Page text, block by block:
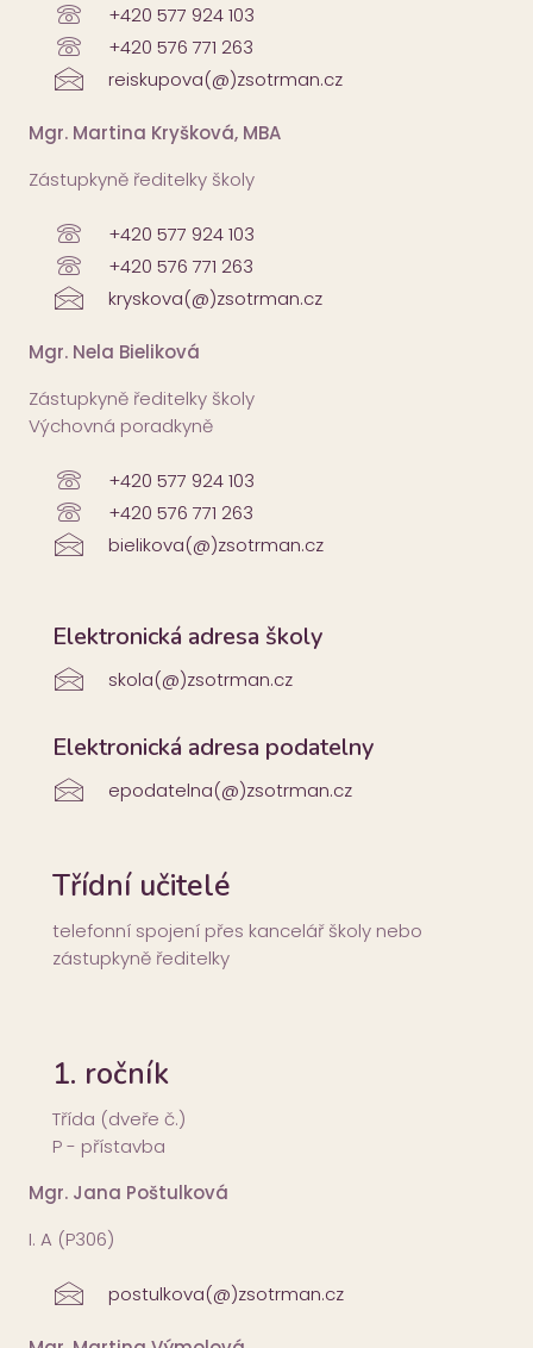
+420 577 924 103
+420 576 771 263
reiskupova(@)zsotrman.cz
Mgr. Martina Kryšková, MBA
Zástupkyně ředitelky školy
+420 577 924 103
+420 576 771 263
kryskova(@)zsotrman.cz
Mgr. Nela Bieliková
Zástupkyně ředitelky školy
Výchovná poradkyně
+420 577 924 103
+420 576 771 263
bielikova(@)zsotrman.cz
Elektronická adresa školy
skola(@)zsotrman.cz
Elektronická adresa podatelny
epodatelna(@)zsotrman.cz
Třídní učitelé
telefonní spojení přes kancelář školy nebo
zástupkyně ředitelky
1. ročník
Třída (dveře č.)
P - přístavba
Mgr. Jana Poštulková
I. A (P306)
postulkova(@)zsotrman.cz